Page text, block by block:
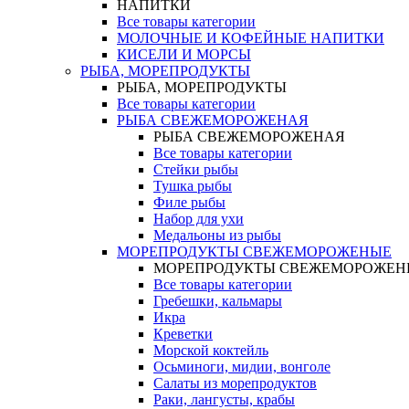
НАПИТКИ
Все товары категории
МОЛОЧНЫЕ И КОФЕЙНЫЕ НАПИТКИ
КИСЕЛИ И МОРСЫ
РЫБА, МОРЕПРОДУКТЫ
РЫБА, МОРЕПРОДУКТЫ
Все товары категории
РЫБА СВЕЖЕМОРОЖЕНАЯ
РЫБА СВЕЖЕМОРОЖЕНАЯ
Все товары категории
Стейки рыбы
Тушка рыбы
Филе рыбы
Набор для ухи
Медальоны из рыбы
МОРЕПРОДУКТЫ СВЕЖЕМОРОЖЕНЫЕ
МОРЕПРОДУКТЫ
Все товары категории
Гребешки, кальмары
Икра
Креветки
Морской коктейль
Осьминоги, мидии, вонголе
Салаты из морепродуктов
Раки, лангусты, крабы